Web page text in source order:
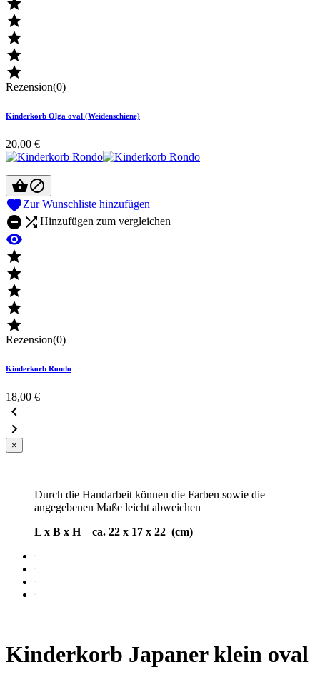





Rezension(0)
Kinderkorb Olga oval (Weidenschiene)
20,00 €

Zur Wunschliste hinzufügen
  Hinzufügen zum vergleichen






Rezension(0)
Kinderkorb Rondo
18,00 €


×
Durch die Handarbeit können die Farben sowie die
angegebenen Maße leicht abweichen
L x B x H ca. 22 x 17 x 22 (cm)
Kinderkorb Japaner klein oval